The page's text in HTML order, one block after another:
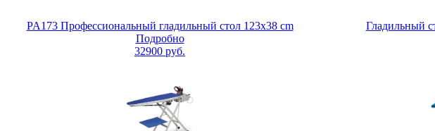
PA173 Профессиональный гладильный стол 123x38 cm
Подробно
32900 руб.
Гладильный